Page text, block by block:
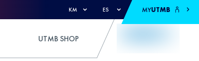
KM ES MYUTMB
UTMB SHOP